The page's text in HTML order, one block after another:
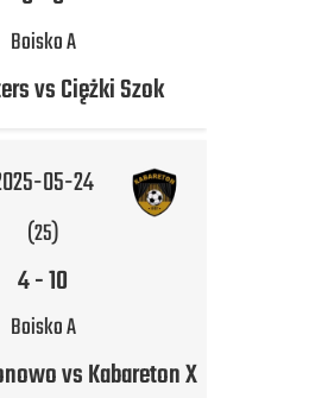
Boisko A
vs Ciężki Szok
05-24
(25)
4-10
Boisko A
vs Kabareton X